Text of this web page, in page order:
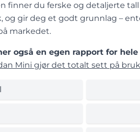
finner du ferske og detaljerte
og gir deg et godt grunnlag –
markedet.
også en egen rapport for
Mini gjør det totalt sett på